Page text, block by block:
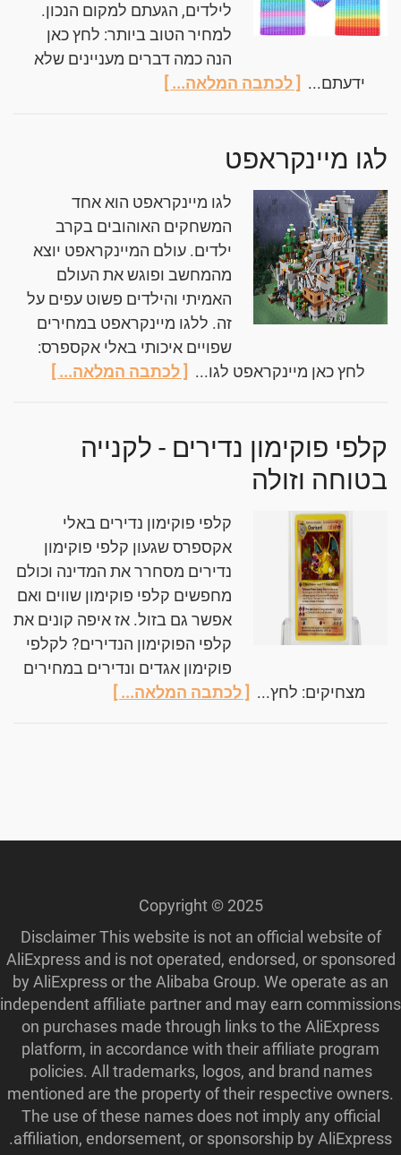
לילדים, הגעתם למקום הנכון.
למחיר הטוב ביותר: לחץ כאן
הנה כמה דברים מעניינים שלא
ידעתם... [ לכתבה המלאה... ]
לגו מיינקראפט
לגו מיינקראפט הוא אחד
המשחקים האוהובים בקרב
ילדים. עולם המיינקראפט יוצא
מהמחשב ופוגש את העולם
האמיתי והילדים פשוט עפים על
זה. ללגו מיינקראפט במחירים
שפויים איכותי באלי אקספרס:
לחץ כאן מיינקראפט לגו... [ לכתבה המלאה... ]
קלפי פוקימון נדירים - לקנייה
בטוחה וזולה
קלפי פוקימון נדירים באלי
אקספרס שגעון קלפי פוקימון
נדירים מסחרר את המדינה וכולם
מחפשים קלפי פוקימון שווים ואם
אפשר גם בזול. אז איפה קונים את
קלפי הפוקימון הנדירים? לקלפי
פוקימון אגדים ונדירים במחירים
מצחיקים: לחץ... [ לכתבה המלאה... ]
Copyright © 2025
Disclaimer This website is not an official website of
AliExpress and is not operated, endorsed, or sponsored
by AliExpress or the Alibaba Group. We operate as an
independent affiliate partner and may earn commissions
on purchases made through links to the AliExpress
platform, in accordance with their affiliate program
policies. All trademarks, logos, and brand names
mentioned are the property of their respective owners.
The use of these names does not imply any official
affiliation, endorsement, or sponsorship by AliExpress.